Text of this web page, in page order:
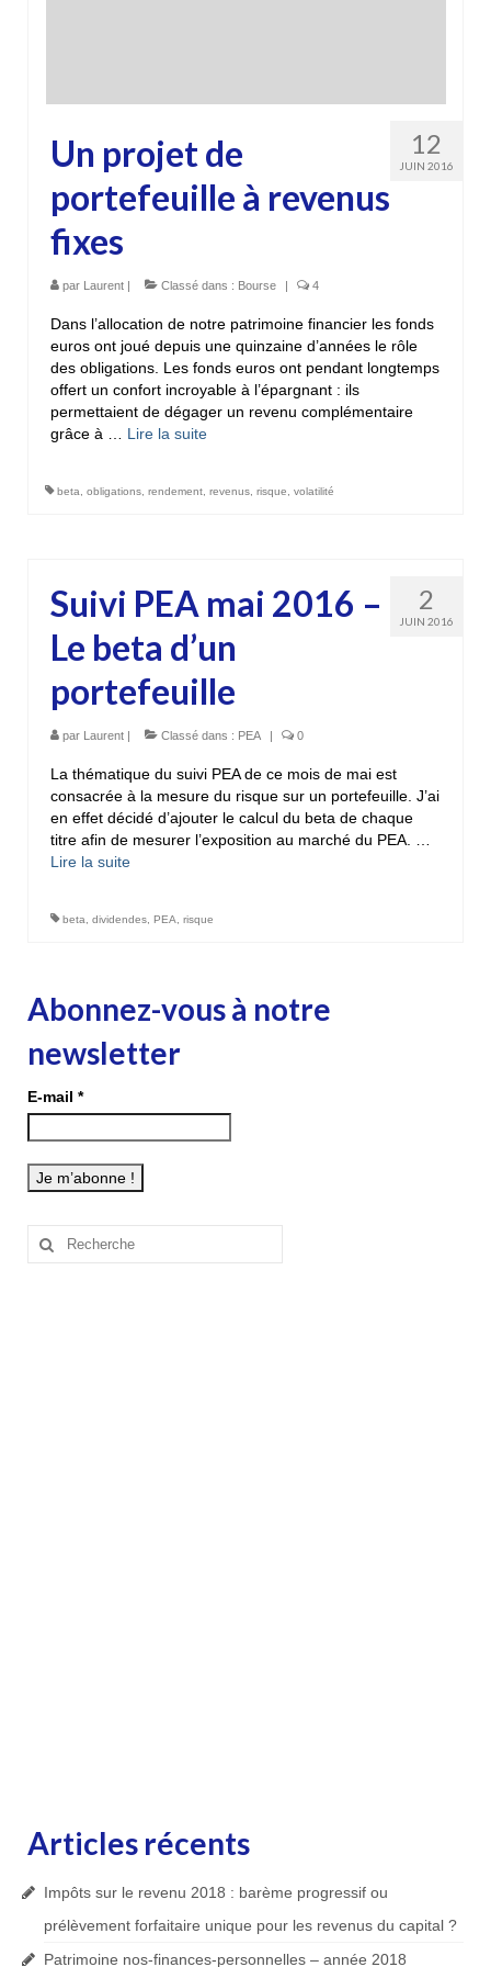
12
JUIN 2016
Un projet de
portefeuille à revenus
fixes
par Laurent Classé dans : Bourse 4
Dans l’allocation de notre patrimoine financier les fonds
euros ont joué depuis une quinzaine d’années le rôle
des obligations. Les fonds euros ont pendant longtemps
offert un confort incroyable à l’épargnant : ils
permettaient de dégager un revenu complémentaire
grâce à … Lire la suite­­
beta, obligations, rendement, revenus, risque, volatilité
2
JUIN 2016
Suivi PEA mai 2016 –
Le beta d’un
portefeuille
par Laurent Classé dans : PEA 0
La thématique du suivi PEA de ce mois de mai est
consacrée à la mesure du risque sur un portefeuille. J’ai
en effet décidé d’ajouter le calcul du beta de chaque
titre afin de mesurer l’exposition au marché du PEA. …
Lire la suite­­
beta, dividendes, PEA, risque
Abonnez-vous à notre
newsletter
E-mail *
Rechercher
Articles récents
Impôts sur le revenu 2018 : barème progressif ou
prélèvement forfaitaire unique pour les revenus du capital ?
Patrimoine nos-finances-personnelles – année 2018